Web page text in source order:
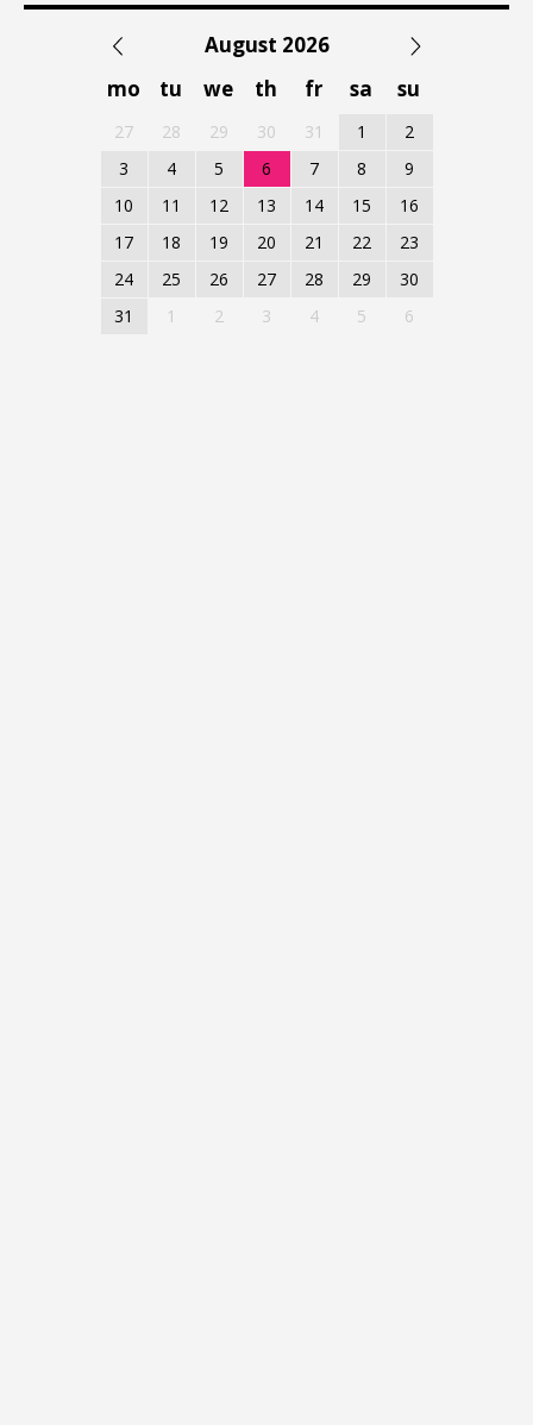
August 2026
mo
tu we th fr sa su
27 28 29 30 31 1
2
3
4 5 6 7 8
9
10
11 12 13 14 15
16
17
18 19 20 21 22
23
24
25 26 27 28 29
30
31
1 2 3 4 5 6